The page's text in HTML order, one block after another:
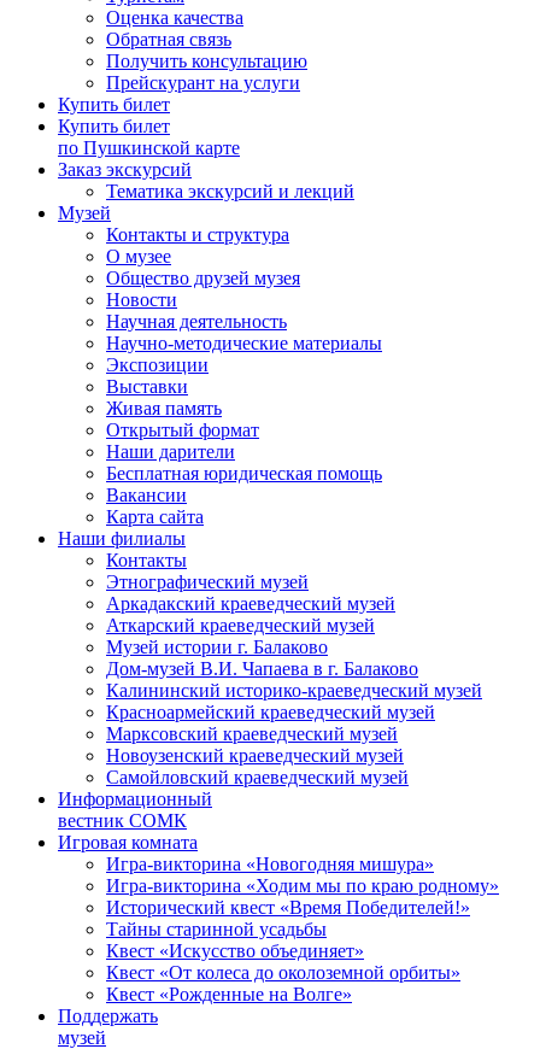
Оценка качества
Обратная связь
Получить консультацию
Прейскурант на услуги
Купить билет
Купить билет
по Пушкинской карте
Заказ экскурсий
Тематика экскурсий и лекций
Музей
Контакты и структура
О музее
Общество друзей музея
Новости
Научная деятельность
Научно-методические материалы
Экспозиции
Выставки
Живая память
Открытый формат
Наши дарители
Бесплатная юридическая помощь
Вакансии
Карта сайта
Наши филиалы
Контакты
Этнографический музей
Аркадакский краеведческий музей
Аткарский краеведческий музей
Музей истории г. Балаково
Дом-музей В.И. Чапаева в г. Балаково
Калининский историко-краеведческий музей
Красноармейский краеведческий музей
Марксовский краеведческий музей
Новоузенский краеведческий музей
Самойловский краеведческий музей
Информационный
вестник СОМК
Игровая комната
Игра-викторина «Новогодняя мишура»
Игра-викторина «Ходим мы по краю родному»
Исторический квест «Время Победителей!»
Тайны старинной усадьбы
Квест «Искусство объединяет»
Квест «От колеса до околоземной орбиты»
Квест «Рожденные на Волге»
Поддержать
музей